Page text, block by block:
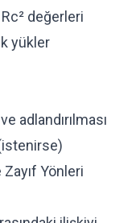
değerleri
yükler
adlandırılması
Yönleri